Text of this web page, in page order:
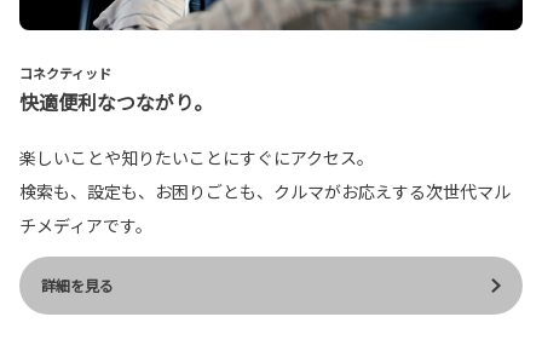
コネクティッド
快適便利なつながり。
楽しいことや知りたいことにすぐにアクセス。
検索も、設定も、お困りごとも、クルマがお応えする次世代マル
チメディアです。
詳細を見る